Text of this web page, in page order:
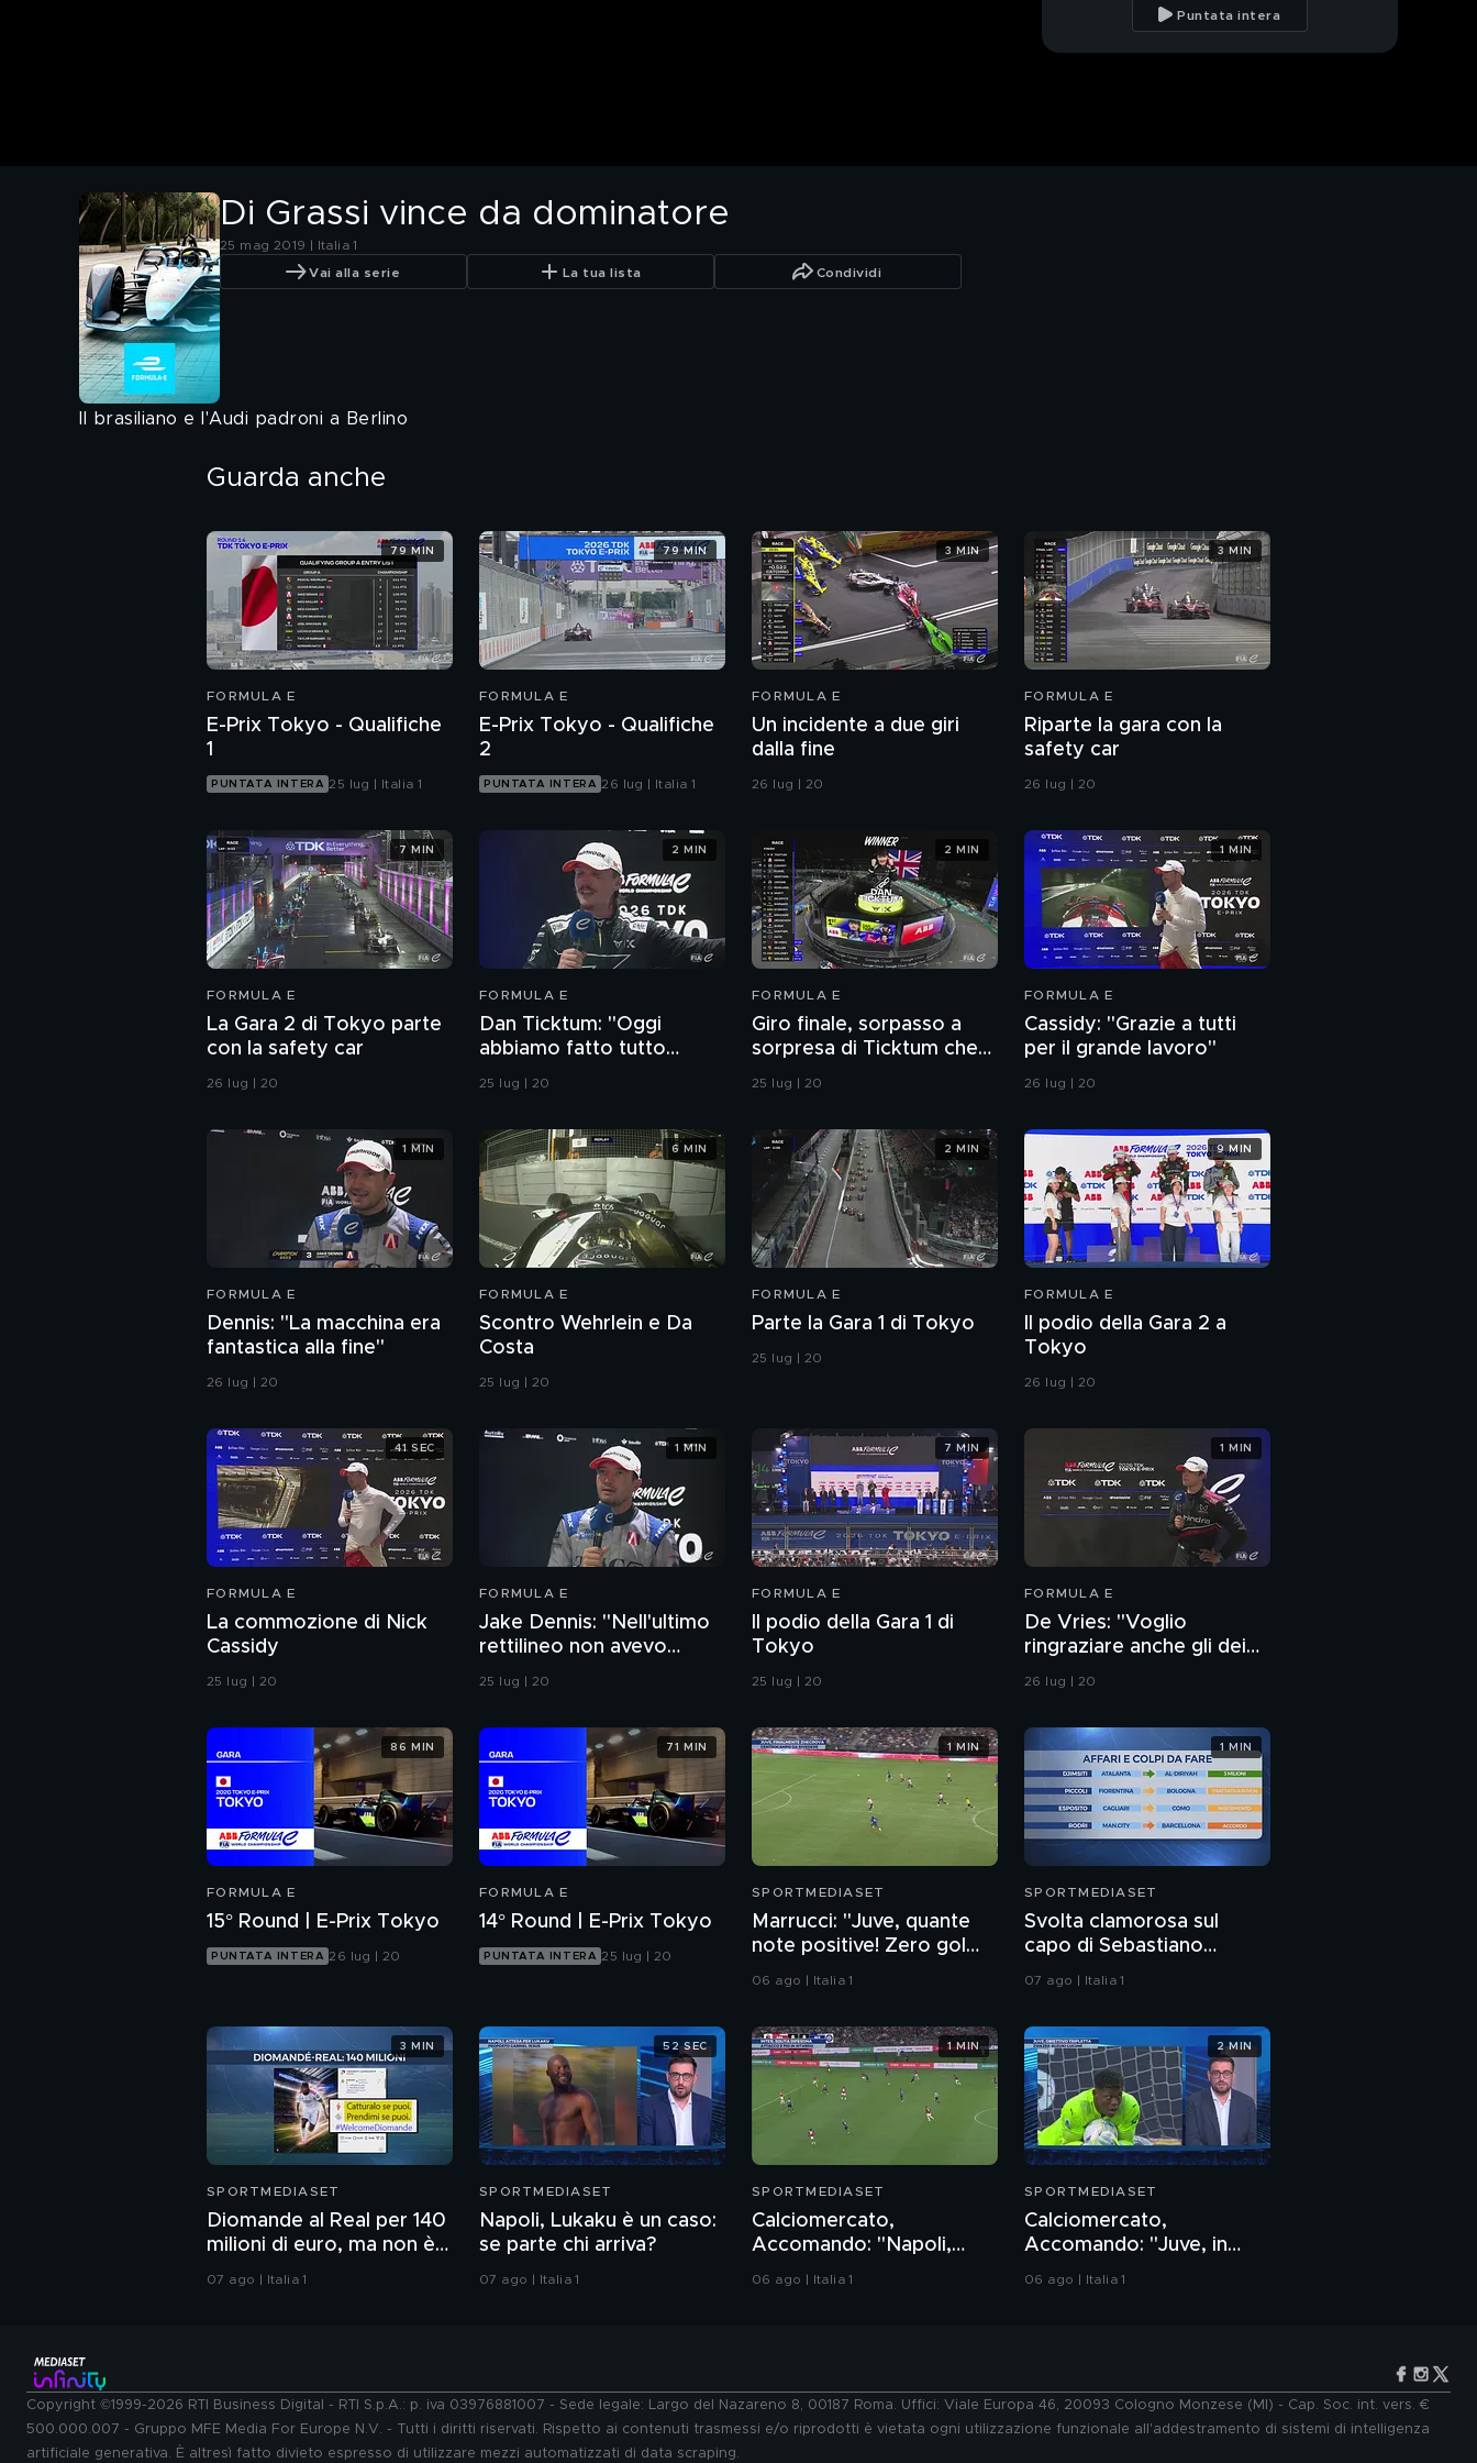
PROSSIMO VIDEO
"Gara strategica e
bellissima"
Che festa sul podio
highlights
Puntata intera
Di Grassi vince da dominatore
25 mag 2019 | Italia 1
Vai alla serie La tua lista Condividi
Il brasiliano e l'Audi padroni a Berlino
Guarda anche
FORMULA E
E-Prix Tokyo - Qualifiche
1
PUNTATA INTERA 25 lug | Italia 1
79 MIN
FORMULA E
E-Prix Tokyo - Qualifiche
2
PUNTATA INTERA 26 lug | Italia 1
79 MIN
FORMULA E
Un incidente a due giri
dalla fine
26 lug | 20
3 MIN
FORMULA E
Riparte la gara con la
safety car
26 lug | 20
3 MIN
FORMULA E
La Gara 2 di Tokyo parte
con la safety car
26 lug | 20
7 MIN
FORMULA E
Dan Ticktum: "Oggi
abbiamo fatto tutto
perfetto"
25 lug | 20
2 MIN
FORMULA E
Giro finale, sorpasso a
sorpresa di Ticktum che
vince la gara
25 lug | 20
2 MIN
FORMULA E
Cassidy: "Grazie a tutti
per il grande lavoro"
26 lug | 20
1 MIN
FORMULA E
Dennis: "La macchina era
fantastica alla fine"
26 lug | 20
1 MIN
FORMULA E
Scontro Wehrlein e Da
Costa
25 lug | 20
6 MIN
FORMULA E
Parte la Gara 1 di Tokyo
25 lug | 20
2 MIN
FORMULA E
Il podio della Gara 2 a
Tokyo
26 lug | 20
9 MIN
FORMULA E
La commozione di Nick
Cassidy
25 lug | 20
41 SEC
FORMULA E
Jake Dennis: "Nell'ultimo
rettilineo non avevo
molta energia"
25 lug | 20
1 MIN
FORMULA E
Il podio della Gara 1 di
Tokyo
25 lug | 20
7 MIN
FORMULA E
De Vries: "Voglio
ringraziare anche gli dei
perchè oggi è stata
26 lug | 20
1 MIN
FORMULA E
15° Round | E-Prix Tokyo
PUNTATA INTERA 26 lug | 20
86 MIN
FORMULA E
14° Round | E-Prix Tokyo
PUNTATA INTERA 25 lug | 20
71 MIN
SPORTMEDIASET
Marrucci: "Juve, quante
note positive! Zero gol
subiti, Yildiz e... l'uomo in
06 ago | Italia 1
1 MIN
SPORTMEDIASET
Svolta clamorosa sul
capo di Sebastiano
Esposito
07 ago | Italia 1
1 MIN
SPORTMEDIASET
Diomande al Real per 140
milioni di euro, ma non è
record
07 ago | Italia 1
3 MIN
SPORTMEDIASET
Napoli, Lukaku è un caso:
se parte chi arriva?
07 ago | Italia 1
52 SEC
SPORTMEDIASET
Calciomercato,
Accomando: "Napoli,
ecco cosa succede con
06 ago | Italia 1
1 MIN
SPORTMEDIASET
Calciomercato,
Accomando: "Juve, in
arrivo un big in difesa"
06 ago | Italia 1
2 MIN
Copyright ©1999-2026 RTI Business Digital - RTI S.p.A.: p. iva 03976881007 - Sede legale: Largo del Nazareno 8, 00187 Roma. Uffici: Viale Europa 46, 20093 Cologno Monzese (MI) - Cap. Soc. int. vers. €
500.000.007 - Gruppo MFE Media For Europe N.V. - Tutti i diritti riservati. Rispetto ai contenuti trasmessi e/o riprodotti è vietata ogni utilizzazione funzionale all'addestramento di sistemi di intelligenza
artificiale generativa. È altresì fatto divieto espresso di utilizzare mezzi automatizzati di data scraping.